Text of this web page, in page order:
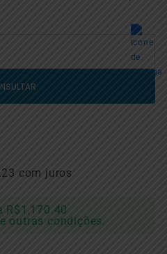
com juros
R$1,170.40
outras condições.